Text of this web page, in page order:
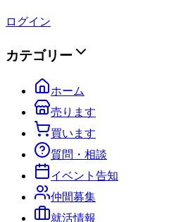
ログイン
カテゴリー
ホーム
売ります
買います
質問・相談
イベント告知
仲間募集
就活情報